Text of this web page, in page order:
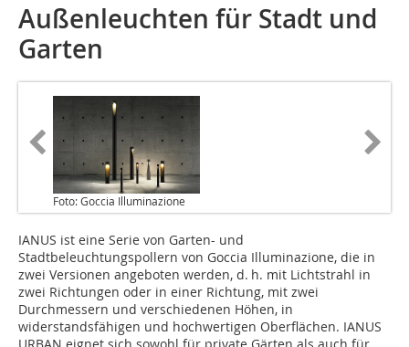
Außenleuchten für Stadt und
Garten
Foto: Goccia Illuminazione
IANUS ist eine Serie von Garten- und
Stadtbeleuchtungspollern von Goccia Illuminazione, die in
zwei Versionen angeboten werden, d. h. mit Lichtstrahl in
zwei Richtungen oder in einer Richtung, mit zwei
Durchmessern und verschiedenen Höhen, in
widerstandsfähigen und hochwertigen Oberflächen. IANUS